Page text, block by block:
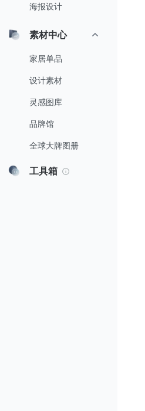
海报设计
素材中心
家居单品
设计素材
灵感图库
品牌馆
全球大牌图册
工具箱